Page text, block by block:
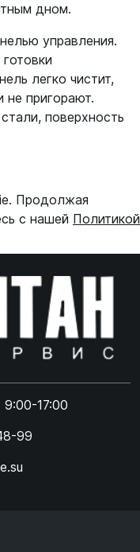
дном.
управления.
легко чистит,
не пригорают.
поверхность
17:00
99
Продолжая
с нашей Политикой